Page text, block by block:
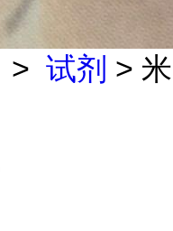
> 试剂 > 米